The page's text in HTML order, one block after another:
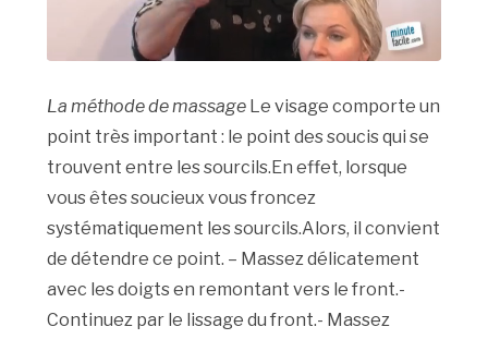
La méthode de massage Le visage comporte un
point très important : le point des soucis qui se
trouvent entre les sourcils.En effet, lorsque
vous êtes soucieux vous froncez
systématiquement les sourcils.Alors, il convient
de détendre ce point. – Massez délicatement
avec les doigts en remontant vers le front.-
Continuez par le lissage du front.- Massez